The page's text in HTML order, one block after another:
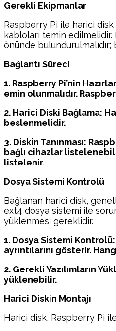
Gerekli Ekipmanlar
Raspberry Pi ile harici disk
kabloları temin edilmelidir.
önünde
Bağlantı Süreci
1. Raspberry Pi’nin
emin olunmalıdır.
2. Harici Diski Bağlama:
beslenmelidir.
3. Diskin Tanınması:
bağlı cihazlar
listelenir.
Dosya Sistemi Kontrolü
Bağlanan harici disk,
ext4 dosya sistemi ile
yüklenmesi gereklidir.
1. Dosya Sistemi
ayrıntılarını gösterir.
2. Gerekli Yazılımların
yüklenebilir.
Harici Diskin Montajı
Harici disk, Raspberry Pi